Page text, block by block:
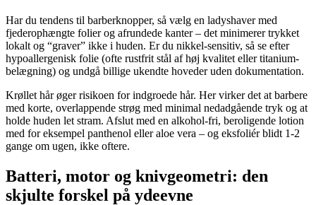
Har du tendens til barberknopper, så vælg en ladyshaver med
fjederophængte folier og afrundede kanter – det minimerer trykket
lokalt og “graver” ikke i huden. Er du nikkel-sensitiv, så se efter
hypoallergenisk folie (ofte rustfrit stål af høj kvalitet eller titanium-
belægning) og undgå billige ukendte hoveder uden dokumentation.
Krøllet hår øger risikoen for indgroede hår. Her virker det at barbere
med korte, overlappende strøg med minimal nedadgående tryk og at
holde huden let stram. Afslut med en alkohol-fri, beroligende lotion
med for eksempel panthenol eller aloe vera – og eksfoliér blidt 1-2
gange om ugen, ikke oftere.
Batteri, motor og knivgeometri: den
skjulte forskel på ydeevne